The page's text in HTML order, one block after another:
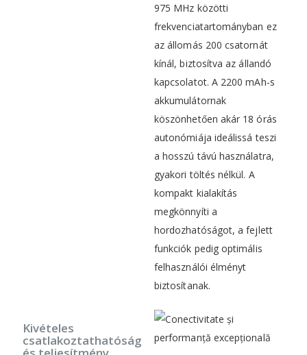
975 MHz közötti
frekvenciatartományban ez
az állomás 200 csatornát
kínál, biztosítva az állandó
kapcsolatot. A 2200 mAh-s
akkumulátornak
köszönhetően akár 18 órás
autonómiája ideálissá teszi
a hosszú távú használatra,
gyakori töltés nélkül. A
kompakt kialakítás
megkönnyíti a
hordozhatóságot, a fejlett
funkciók pedig optimális
felhasználói élményt
biztosítanak.
Kivételes
csatlakoztathatóság